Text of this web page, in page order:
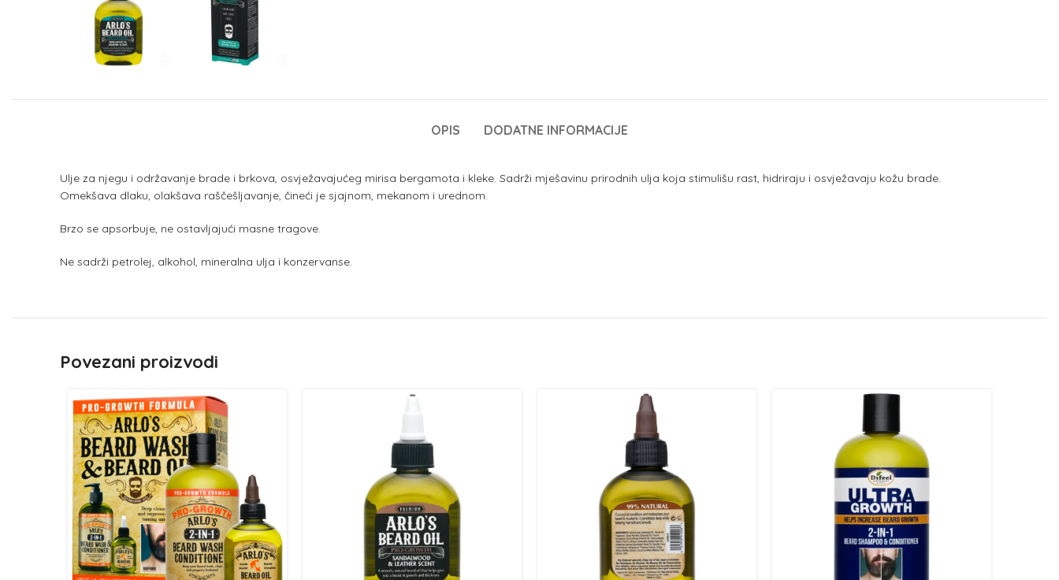
OPIS DODATNE INFORMACIJE
Ulje za njegu i održavanje brade i brkova, osvježavajućeg mirisa bergamota i kleke. Sadrži mješavinu prirodnih ulja koja stimulišu rast, hidriraju i osvježavaju kožu brade.
Omekšava dlaku, olakšava raščešljavanje, čineći je sjajnom, mekanom i urednom.
Brzo se apsorbuje, ne ostavljajući masne tragove.
Ne sadrži petrolej, alkohol, mineralna ulja i konzervanse.
Povezani proizvodi